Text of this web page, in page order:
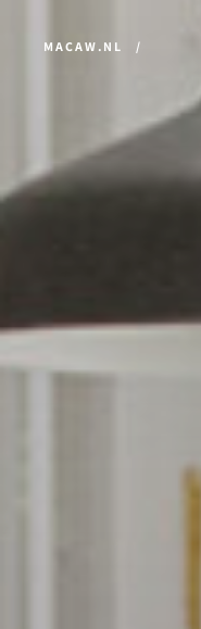
MACAW.NL /